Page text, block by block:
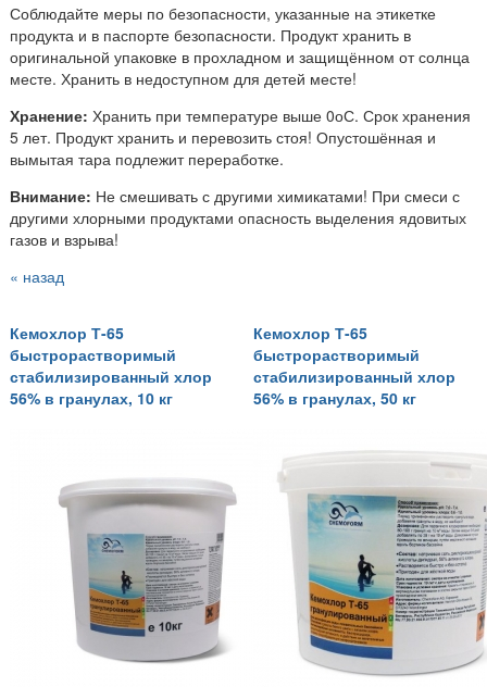
Соблюдайте меры по безопасности, указанные на этикетке
продукта и в паспорте безопасности. Продукт хранить в
оригинальной упаковке в прохладном и защищённом от солнца
месте. Хранить в недоступном для детей месте!
Хранение: Хранить при температуре выше 0оС. Срок хранения
5 лет. Продукт хранить и перевозить стоя! Опустошённая и
вымытая тара подлежит переработке.
Внимание: Не смешивать с другими химикатами! При смеси с
другими хлорными продуктами опасность выделения ядовитых
газов и взрыва!
« назад
Кемохлор Т-65
быстрорастворимый
стабилизированный хлор
56% в гранулах, 10 кг
Кемохлор Т-65
быстрорастворимый
стабилизированный хлор
56% в гранулах, 50 кг